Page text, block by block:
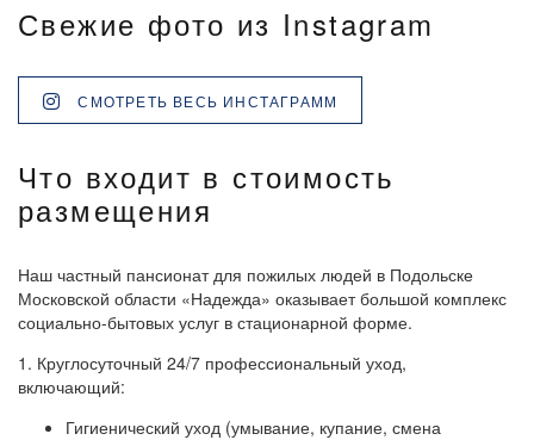
Свежие фото из Instagram
СМОТРЕТЬ ВЕСЬ ИНСТАГРАММ
Что входит в стоимость
размещения
Наш частный пансионат для пожилых людей в Подольске
Московской области «Надежда» оказывает большой комплекс
социально-бытовых услуг в стационарной форме.
1. Круглосуточный 24/7 профессиональный уход,
включающий:
Гигиенический уход (умывание, купание, смена